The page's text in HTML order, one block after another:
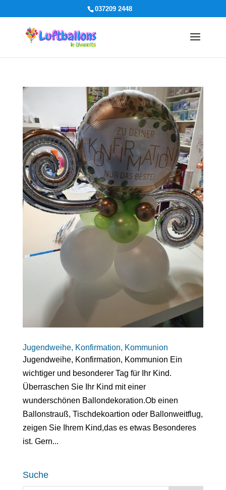
037209 2448
Jugendweihe, Konfirmation, Kommunion
Jugendweihe, Konfirmation, Kommunion Ein
wichtiger und besonderer Tag für Ihr Kind.
Überraschen Sie Ihr Kind mit einer
wunderschönen Ballondekoration.Ob einen
Ballonstrauß, Tischdekoartion oder Ballonweitflug,
zeigen Sie Ihrem Kind,das es etwas Besonderes
ist. Gern...
Suche